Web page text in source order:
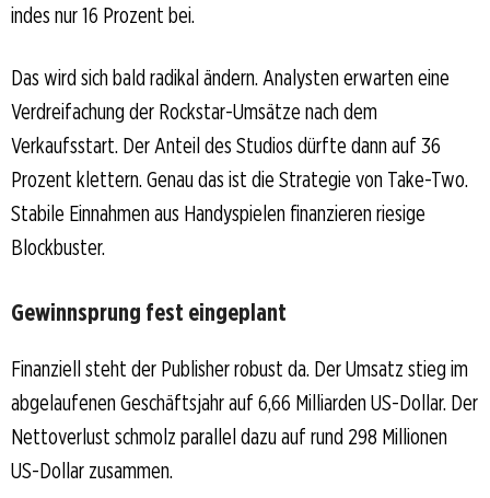
indes nur 16 Prozent bei.
Das wird sich bald radikal ändern. Analysten erwarten eine
Verdreifachung der Rockstar-Umsätze nach dem
Verkaufsstart. Der Anteil des Studios dürfte dann auf 36
Prozent klettern. Genau das ist die Strategie von Take-Two.
Stabile Einnahmen aus Handyspielen finanzieren riesige
Blockbuster.
Gewinnsprung fest eingeplant
Finanziell steht der Publisher robust da. Der Umsatz stieg im
abgelaufenen Geschäftsjahr auf 6,66 Milliarden US-Dollar. Der
Nettoverlust schmolz parallel dazu auf rund 298 Millionen
US-Dollar zusammen.